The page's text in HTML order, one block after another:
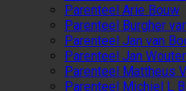
Parenteel Arie Bouw
Parenteel Burgher
Parenteel Jan van
Parenteel Jan
Parenteel Mattheus
Parenteel Michiel L